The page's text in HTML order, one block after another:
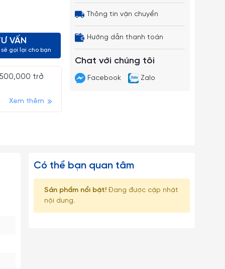
VẤN
gọi lại cho bạn
trở
Xem thêm
Thông tin vận chuyển
Hướng dẫn thanh toán
Chat với chúng tôi
Facebook Zalo
Có thể bạn quan tâm
Sản phẩm nổi bật!Đang được cập nhật
nội dung.